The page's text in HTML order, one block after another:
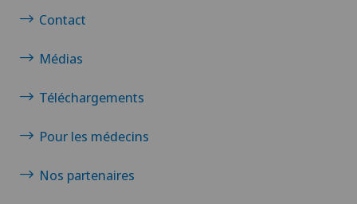
Contact
Médias
Téléchargements
Pour les médecins
Nos partenaires